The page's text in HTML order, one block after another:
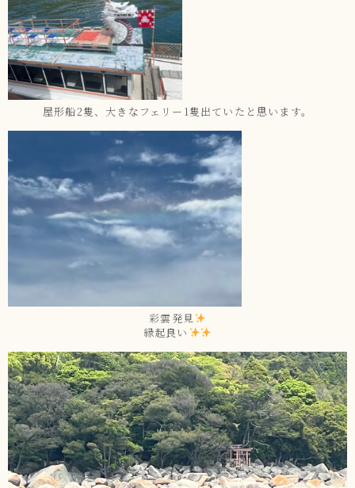
屋形船2隻、大きなフェリー1隻出ていたと思います。
彩雲発見
縁起良い